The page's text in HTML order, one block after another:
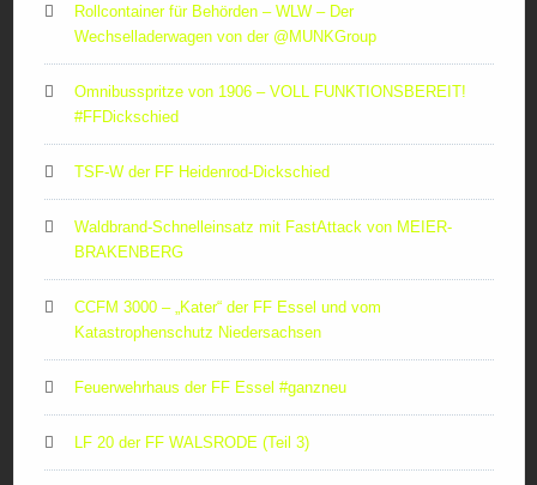
Rollcontainer für Behörden – WLW – Der
Wechselladerwagen von der ‪@MUNKGroup‬
Omnibusspritze von 1906 – VOLL FUNKTIONSBEREIT!
#FFDickschied
TSF-W der FF Heidenrod-Dickschied
Waldbrand-Schnelleinsatz mit FastAttack von MEIER-
BRAKENBERG
CCFM 3000 – „Kater“ der FF Essel und vom
Katastrophenschutz Niedersachsen
Feuerwehrhaus der FF Essel #ganzneu
LF 20 der FF WALSRODE (Teil 3)